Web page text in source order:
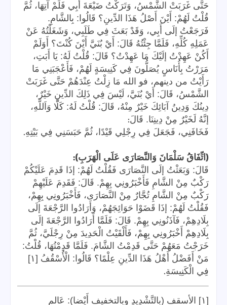
حَتَّى غَرَبَتْ الشَّمْسُ، وَتَرَكْتُ ضَيْعَةَ أَبِي فَلَمْ آتِهَا، ثُمَّ
قُلْتُ لَهُمْ: أَيْنَ أَصْلُ هَذَا الدِّينِ؟ قَالُوا: بِالشَّامِ.
فَرَجَعْتُ إلَى أَبِي، وَقَدْ بَعَثَ فِي طَلَبِي، وَشَغَلْتُهُ عَنْ
عَمَلِهِ كُلِّهِ، فَلَمَّا جِئْتُهُ قَالَ: أَيْ بُنَيَّ أَيْنَ كُنْتَ؟ أَوَلَمْ
أَكُنْ عَهِدْتُ إلَيْكَ مَا عَهِدْتُ؟ قَالَ: قُلْتُ لَهُ: يَا أَبَتِ،
مَرَرْتُ بِأُنَاسٍ يُصَلُّونَ فِي كَنِيسَةٍ لَهُمْ، فَأَعْجَبَنِي مَا
رَأَيْتُ من دينهم، فو الله مَا زِلْتُ عِنْدَهُمْ حَتَّى غَرَبَتْ
الشَّمْسُ، قَالَ: أَيْ بُنَيَّ، لَيْسَ فِي ذَلِكَ الدِّينِ خَيْرٌ،
دِينُكَ وَدِينُ آبَائِكَ خَيْرٌ مِنْهُ، قَالَ: قُلْتُ لَهُ: كَلَّا وَاَللَّهِ،
إنَّهُ لَخَيْرٌ مِنْ دِينِنَا. قَالَ:
فَخَافَنِي، فَجَعَلَ فِي رِجْلِي قَيْدًا، ثُمَّ حَبَسَنِي فِي بَيْتِهِ.
( اتِّفَاقُ سَلْمَانَ وَالنَّصَارَى عَلَى الْهَرَبِ):
قَالَ: وَبَعَثْتُ إلَى النَّصَارَى فَقُلْتُ لَهُمْ: إذَا قَدِمَ عَلَيْكُمْ
رَكْبٌ مِنْ الشَّامِ فَأَخْبَرُونِي بِهِمْ. قَالَ: فَقَدِمَ عَلَيْهِمْ
رَكْبٌ مِنْ الشَّامِ تُجَّارٌ مِنْ النَّصَارَى، فَأَخْبَرُونِي بِهِمْ،
فَقُلْتُ لَهُمْ: إذَا قَضَوْا حَوَائِجَهُمْ، وَأَرَادُوا الرَّجْعَةَ إلَى
بِلَادِهِمْ، فَآذَنُونِي بِهِمْ. قَالَ: فَلَمَّا أَرَادُوا الرَّجْعَةَ إلَى
بِلَادِهِمْ أَخْبَرُونِي بِهِمْ، فَأَلْقَيْتُ الْحَدِيدَ مِنْ رِجْلَيَّ، ثُمَّ
خَرَجْتُ مَعَهُمْ حَتَّى قَدِمْتُ الشَّامَ. فَلَمَّا قَدِمْتُهَا، قُلْتُ:
مَنْ أَفَضْلُ أَهْلُ هَذَا الدِّينِ عِلْمًا؟ قَالُوا: الْأُسْقُفُ [١]
فِي الْكَنِيسَةِ.
[١] الأسقف (بِالتَّشْدِيدِ وبالتخفيف أَيْضا): عَالم